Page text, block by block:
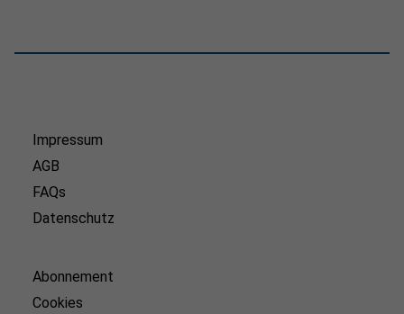
Impressum
AGB
FAQs
Datenschutz
Abonnement
Cookies